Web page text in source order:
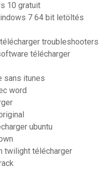
10 gratuit
7 64 bit letöltés
troubleshooters
télécharger
sans itunes
word
ubuntu
twilight télécharger